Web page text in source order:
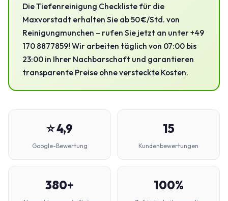
Die Tiefenreinigung Checkliste für die
Maxvorstadt erhalten Sie ab 50 €/Std. von
Reinigungmunchen – rufen Sie jetzt an unter +49
170 8877859! Wir arbeiten täglich von 07:00 bis
23:00 in Ihrer Nachbarschaft und garantieren
transparente Preise ohne versteckte Kosten.
⭐ 4,9
Google-Bewertung
15
Kundenbewertungen
380+ 100%